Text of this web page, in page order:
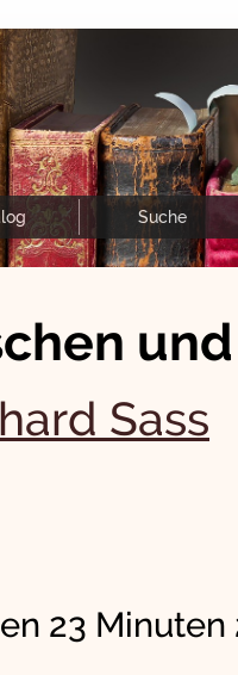
Suche
Sass
23 Minuten